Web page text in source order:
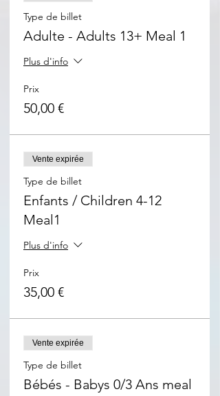
Type de billet
Adulte - Adults 13+ Meal 1
Plus d'info
Prix
50,00 €
Vente expirée
Type de billet
Enfants / Children 4-12
Meal1
Plus d'info
Prix
35,00 €
Vente expirée
Type de billet
Bébés - Babys 0/3 Ans meal